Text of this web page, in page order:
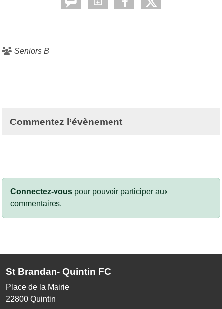
Seniors B
Commentez l’évènement
Connectez-vous pour pouvoir participer aux
commentaires.
St Brandan- Quintin FC
Place de la Mairie
22800 Quintin